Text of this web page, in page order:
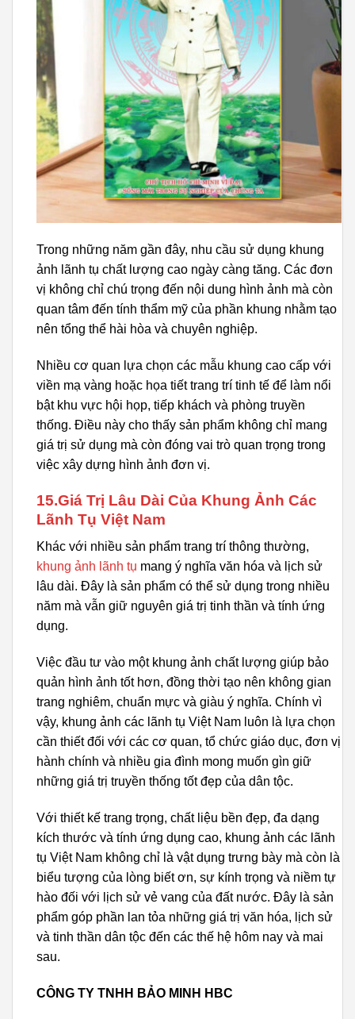
Trong những năm gần đây, nhu cầu sử dụng khung
ảnh lãnh tụ chất lượng cao ngày càng tăng. Các đơn
vị không chỉ chú trọng đến nội dung hình ảnh mà còn
quan tâm đến tính thẩm mỹ của phần khung nhằm tạo
nên tổng thể hài hòa và chuyên nghiệp.
Nhiều cơ quan lựa chọn các mẫu khung cao cấp với
viền mạ vàng hoặc họa tiết trang trí tinh tế để làm nổi
bật khu vực hội họp, tiếp khách và phòng truyền
thống. Điều này cho thấy sản phẩm không chỉ mang
giá trị sử dụng mà còn đóng vai trò quan trọng trong
việc xây dựng hình ảnh đơn vị.
15.Giá Trị Lâu Dài Của Khung Ảnh Các
Lãnh Tụ Việt Nam
Khác với nhiều sản phẩm trang trí thông thường,
khung ảnh lãnh tụ mang ý nghĩa văn hóa và lịch sử
lâu dài. Đây là sản phẩm có thể sử dụng trong nhiều
năm mà vẫn giữ nguyên giá trị tinh thần và tính ứng
dụng.
Việc đầu tư vào một khung ảnh chất lượng giúp bảo
quản hình ảnh tốt hơn, đồng thời tạo nên không gian
trang nghiêm, chuẩn mực và giàu ý nghĩa. Chính vì
vậy, khung ảnh các lãnh tụ Việt Nam luôn là lựa chọn
cần thiết đối với các cơ quan, tổ chức giáo dục, đơn vị
hành chính và nhiều gia đình mong muốn gìn giữ
những giá trị truyền thống tốt đẹp của dân tộc.
Với thiết kế trang trọng, chất liệu bền đẹp, đa dạng
kích thước và tính ứng dụng cao, khung ảnh các lãnh
tụ Việt Nam không chỉ là vật dụng trưng bày mà còn là
biểu tượng của lòng biết ơn, sự kính trọng và niềm tự
hào đối với lịch sử vẻ vang của đất nước. Đây là sản
phẩm góp phần lan tỏa những giá trị văn hóa, lịch sử
và tinh thần dân tộc đến các thế hệ hôm nay và mai
sau.
CÔNG TY TNHH BẢO MINH HBC